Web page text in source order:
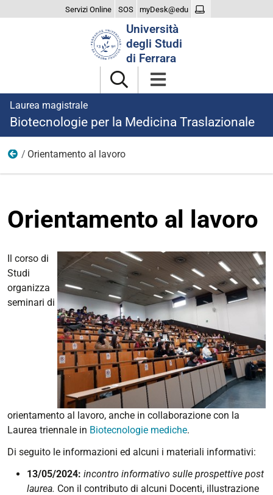
Servizi Online SOS myDesk@edu
Università
degli Studi
di Ferrara
Laurea magistrale
Biotecnologie per la Medicina Traslazionale
Verso il mondo del lavoro
Orientamento al lavoro
Orientamento al lavoro
Il corso di
Studi
organizza
seminari di
orientamento al lavoro, anche in collaborazione con la
Laurea triennale in Biotecnologie mediche.
Di seguito le informazioni ed alcuni i materiali informativi:
13/05/2024: incontro informativo sulle prospettive post
laurea. Con il contributo di alcuni Docenti, illustrazione